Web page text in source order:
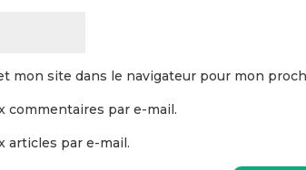
mon site dans le navigateur pour mon
commentaires par e-mail.
articles par e-mail.